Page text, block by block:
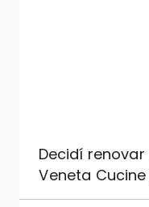
Decidí
Veneta
seriedad y